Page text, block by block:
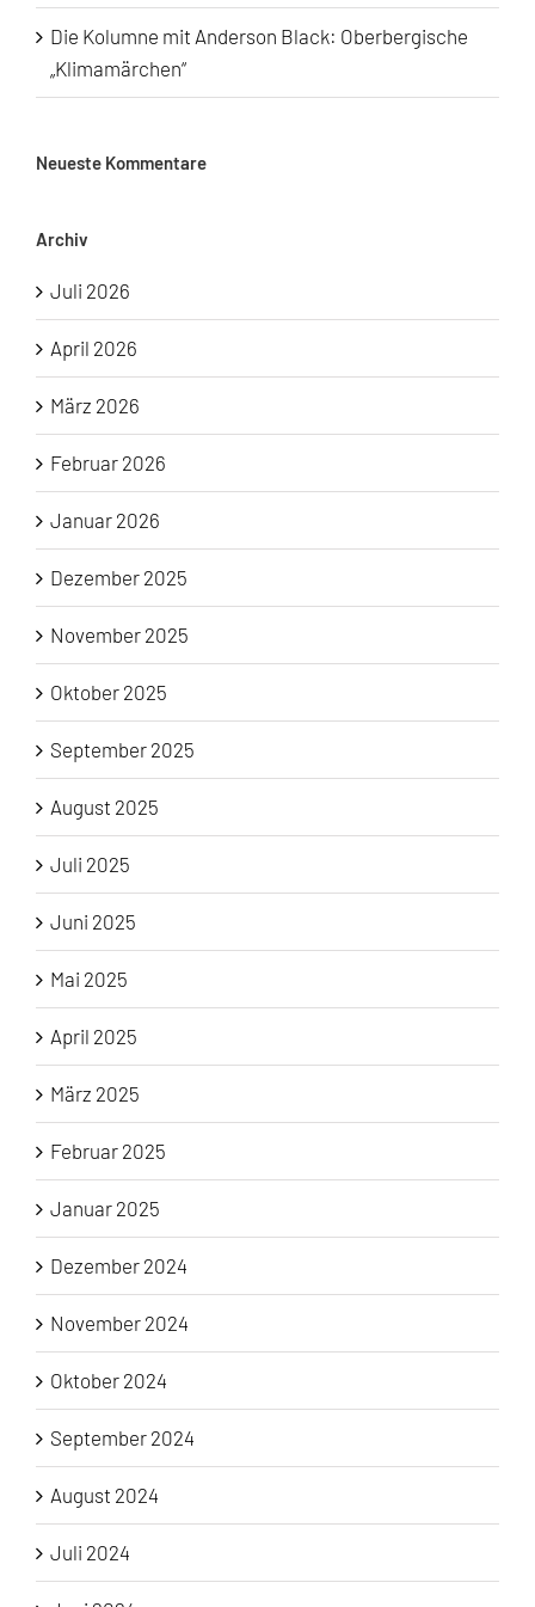
Die Kolumne mit Anderson Black: Oberbergische
„Klimamärchen“
Neueste Kommentare
Archiv
Juli 2026
April 2026
März 2026
Februar 2026
Januar 2026
Dezember 2025
November 2025
Oktober 2025
September 2025
August 2025
Juli 2025
Juni 2025
Mai 2025
April 2025
März 2025
Februar 2025
Januar 2025
Dezember 2024
November 2024
Oktober 2024
September 2024
August 2024
Juli 2024